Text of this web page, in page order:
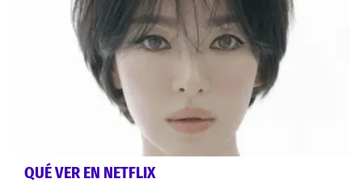
QUÉ VER EN NETFLIX